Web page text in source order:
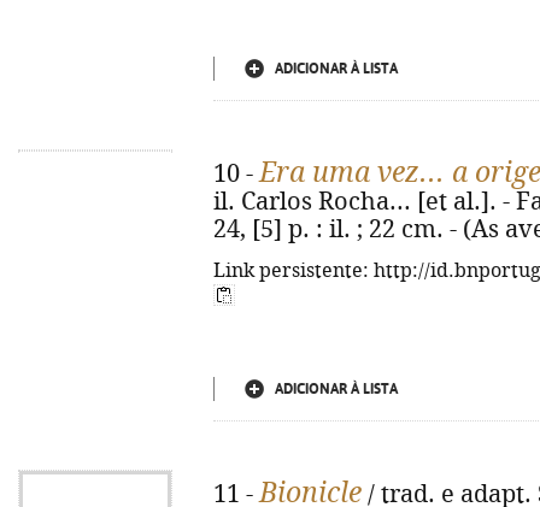
ADICIONAR À LISTA
10 -Era uma vez... a
il. Carlos Rocha... [et al.]. -
24, [5] p. : il. ; 22 cm. - (As
Link persistente: http://
ADICIONAR À LISTA
11 -Bionicle / trad. e adapt.